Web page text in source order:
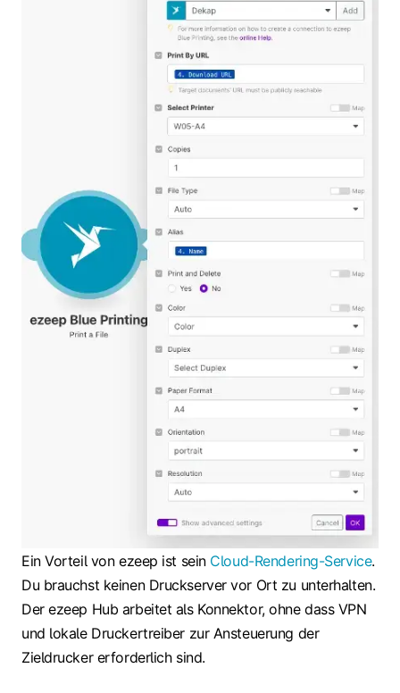
Ein Vorteil von ezeep ist sein Cloud-Rendering-Service.
Du brauchst keinen Druckserver vor Ort zu unterhalten.
Der ezeep Hub arbeitet als Konnektor, ohne dass VPN
und lokale Druckertreiber zur Ansteuerung der
Zieldrucker erforderlich sind.